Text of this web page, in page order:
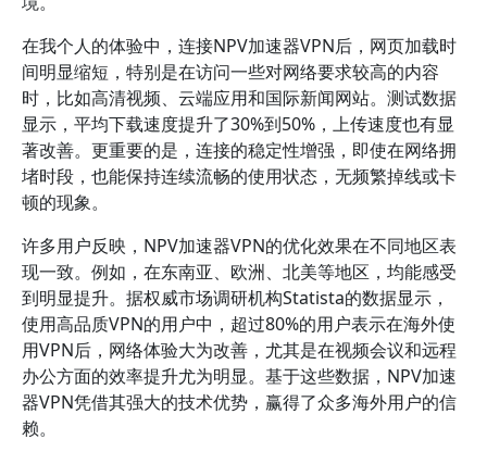
在我个人的体验中，连接NPV加速器VPN后，网页加载时
间明显缩短，特别是在访问一些对网络要求较高的内容
时，比如高清视频、云端应用和国际新闻网站。测试数据
显示，平均下载速度提升了30%到50%，上传速度也有显
著改善。更重要的是，连接的稳定性增强，即使在网络拥
堵时段，也能保持连续流畅的使用状态，无频繁掉线或卡
顿的现象。
许多用户反映，NPV加速器VPN的优化效果在不同地区表
现一致。例如，在东南亚、欧洲、北美等地区，均能感受
到明显提升。据权威市场调研机构Statista的数据显示，
使用高品质VPN的用户中，超过80%的用户表示在海外使
用VPN后，网络体验大为改善，尤其是在视频会议和远程
办公方面的效率提升尤为明显。基于这些数据，NPV加速
器VPN凭借其强大的技术优势，赢得了众多海外用户的信
赖。